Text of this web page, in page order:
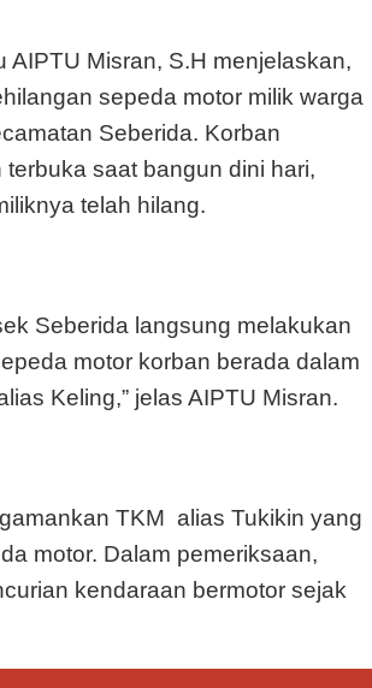
Misran, S.H menjelaskan,
sepeda motor milik warga
Seberida. Korban
saat bangun dini hari,
telah hilang.
Seberida langsung melakukan
motor korban berada dalam
Keling,” jelas AIPTU Misran.
TKM alias Tukikin yang
motor. Dalam pemeriksaan,
kendaraan bermotor sejak